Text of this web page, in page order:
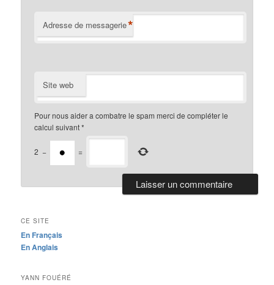
Adresse de messagerie*
Site web
Pour nous aider a combatre le spam merci de compléter le
calcul suivant*
2 − =
CE SITE
En Français
En Anglais
YANN FOUÉRÉ